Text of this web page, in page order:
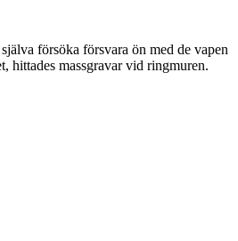
försöka försvara ön med de vapen
hittades massgravar vid ringmuren.